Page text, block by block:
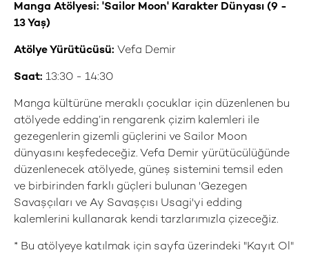
Manga Atölyesi: 'Sailor Moon' Karakter Dünyası (9 -
13 Yaş)
Atölye Yürütücüsü: Vefa Demir
Saat: 13:30 - 14:30
Manga kültürüne meraklı çocuklar için düzenlenen bu
atölyede edding’in rengarenk çizim kalemleri ile
gezegenlerin gizemli güçlerini ve Sailor Moon
dünyasını keşfedeceğiz. Vefa Demir yürütücülüğünde
düzenlenecek atölyede, güneş sistemini temsil eden
ve birbirinden farklı güçleri bulunan 'Gezegen
Savaşçıları ve Ay Savaşçısı Usagi'yi edding
kalemlerini kullanarak kendi tarzlarımızla çizeceğiz.
* Bu atölyeye katılmak için sayfa üzerindeki "Kayıt Ol"